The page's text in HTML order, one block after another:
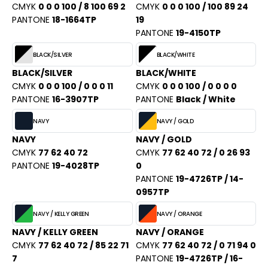
- BLOUSON
SERIE
CMYK 0 0 0 100 / 8 100 69 2
PANTONE 18-1664TP
CMYK 0 0 0 100 / 100 89 24
19
PANTONE 19-4150TP
BLACK/SILVER
BLACK/SILVER
CMYK 0 0 0 100 / 0 0 0 11
PANTONE 16-3907TP
BLACK/WHITE
BLACK/WHITE
CMYK 0 0 0 100 / 0 0 0 0
PANTONE Black / White
NAVY
NAVY
CMYK 77 62 40 72
PANTONE 19-4028TP
NAVY / GOLD
NAVY / GOLD
CMYK 77 62 40 72 / 0 26 93
0
PANTONE 19-4726TP / 14-
0957TP
NAVY / KELLY GREEN
NAVY / KELLY GREEN
CMYK 77 62 40 72 / 85 22 71
7
NAVY / ORANGE
NAVY / ORANGE
CMYK 77 62 40 72 / 0 71 94 0
PANTONE 19-4726TP / 16-